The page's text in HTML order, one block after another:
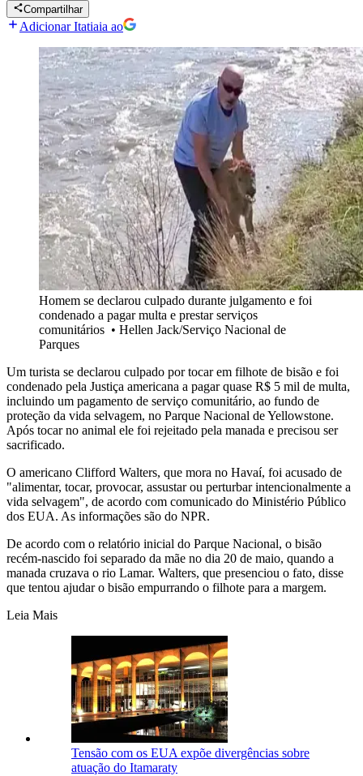
Compartilhar
Adicionar Itatiaia ao
Homem se declarou culpado durante julgamento e foi
condenado a pagar multa e prestar serviços
comunitários • Hellen Jack/Serviço Nacional de
Parques
Um turista se declarou culpado por tocar em filhote de bisão e foi
condenado pela Justiça americana a pagar quase R$ 5 mil de multa,
incluindo um pagamento de serviço comunitário, ao fundo de
proteção da vida selvagem, no Parque Nacional de Yellowstone.
Após tocar no animal ele foi rejeitado pela manada e precisou ser
sacrificado.
O americano Clifford Walters, que mora no Havaí, foi acusado de
"alimentar, tocar, provocar, assustar ou perturbar intencionalmente a
vida selvagem", de acordo com comunicado do Ministério Público
dos EUA. As informações são do NPR.
De acordo com o relatório inicial do Parque Nacional, o bisão
recém-nascido foi separado da mãe no dia 20 de maio, quando a
manada cruzava o rio Lamar. Walters, que presenciou o fato, disse
que tentou ajudar o bisão empurrando o filhote para a margem.
Leia Mais
Tensão com os EUA expõe divergências sobre
atuação do Itamaraty